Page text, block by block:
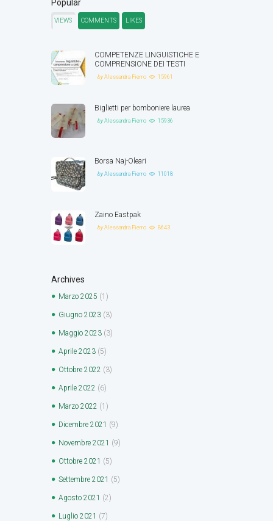
Popular
VIEWS COMMENTS LIKES
COMPETENZE LINGUISTICHE E
COMPRENSIONE DEI TESTI
byAlessandra Fierro 15961
Biglietti per bomboniere laurea
byAlessandra Fierro 15936
Borsa Naj-Oleari
byAlessandra Fierro 11018
Zaino Eastpak
byAlessandra Fierro 8643
Archives
Marzo 2025 (1)
Giugno 2023 (3)
Maggio 2023 (3)
Aprile 2023 (5)
Ottobre 2022 (3)
Aprile 2022 (6)
Marzo 2022 (1)
Dicembre 2021 (9)
Novembre 2021 (9)
Ottobre 2021 (5)
Settembre 2021 (5)
Agosto 2021 (2)
Luglio 2021 (7)